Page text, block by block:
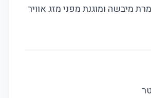
מיבשה ומוגנת מפני מזג אוויר